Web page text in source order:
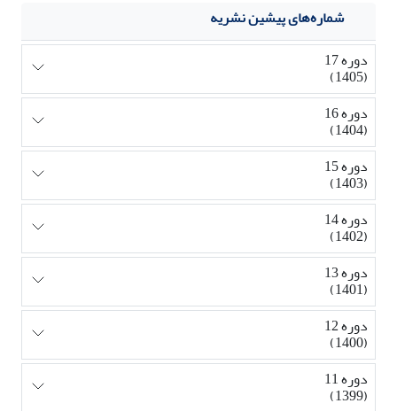
شماره‌های پیشین نشریه
دوره 17
(1405)
دوره 16
(1404)
دوره 15
(1403)
دوره 14
(1402)
دوره 13
(1401)
دوره 12
(1400)
دوره 11
(1399)